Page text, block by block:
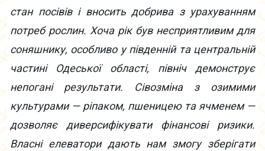
стан посівів і вносить добрива з урахуванням
потреб рослин. Хоча рік був несприятливим для
соняшнику, особливо у південній та центральній
частині Одеської області, північ демонструє
непогані результати. Сівозміна з озимими
культурами — ріпаком, пшеницею та ячменем —
дозволяє диверсифікувати фінансові ризики.
Власні елеватори дають нам змогу зберігати